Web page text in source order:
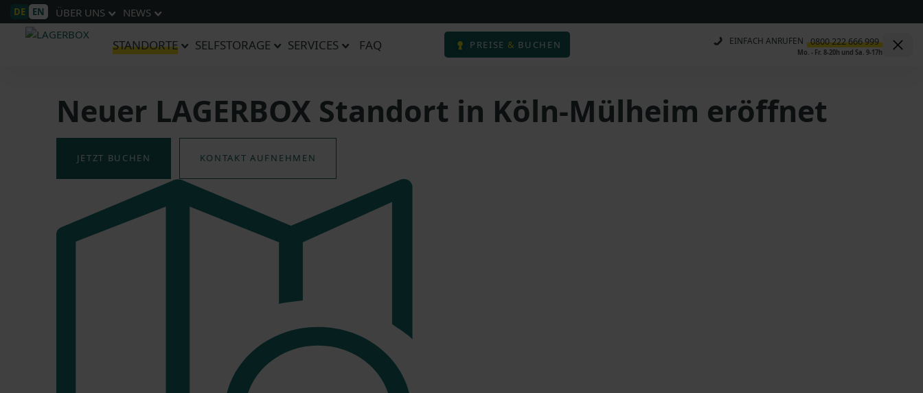
DE EN ÜBER UNS NEWS
STANDORTE SELFSTORAGE SERVICES FAQ PREISE & BUCHEN EINFACH ANRUFEN
Mo. - Fr. 8-20h und Sa. 9-17h
Neuer LAGERBOX Standort in Köln-Mülheim eröffnet
JETZT BUCHEN KONTAKT AUFNEHMEN